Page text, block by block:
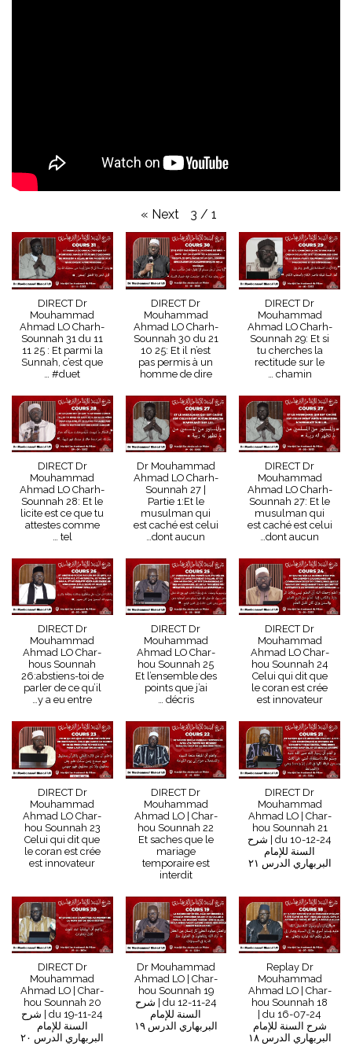
1
/
3
Next
»
DIRECT Dr
Mouhammad
Ahmad LO Charh-
Sounnah 31 du 11
11 25 : Et parmi la
Sunnah, c’est que
… #duet
DIRECT Dr
Mouhammad
Ahmad LO Charh-
Sounnah 30 du 21
10 25: Et il n’est
pas permis à un
homme de dire
DIRECT Dr
Mouhammad
Ahmad LO Charh-
Sounnah 29: Et si
tu cherches la
rectitude sur le
chamin …
DIRECT Dr
Mouhammad
Ahmad LO Charh-
Sounnah 28: Et le
licite est ce que tu
attestes comme
tel …
Dr Mouhammad
Ahmad LO Charh-
Sounnah 27 |
Partie 1:Et le
musulman qui
est caché est celui
dont aucun…
DIRECT Dr
Mouhammad
Ahmad LO Charh-
Sounnah 27: Et le
musulman qui
est caché est celui
dont aucun…
DIRECT Dr
Mouhammad
Ahmad LO Char-
hous Sounnah
26:abstiens-toi de
parler de ce qu’il
y a eu entre…
DIRECT Dr
Mouhammad
Ahmad LO Char-
hou Sounnah 25
Et l’ensemble des
points que j’ai
décris …
DIRECT Dr
Mouhammad
Ahmad LO Char-
hou Sounnah 24
Celui qui dit que
le coran est crée
est innovateur
DIRECT Dr
Mouhammad
Ahmad LO Char-
hou Sounnah 23
Celui qui dit que
le coran est crée
est innovateur
DIRECT Dr
Mouhammad
Ahmad LO | Char-
hou Sounnah 22
Et saches que le
mariage
temporaire est
interdit
DIRECT Dr
Mouhammad
Ahmad LO | Char-
hou Sounnah 21
du 10-12-24 | شرح
السنة للإمام
البربهاري الدرس ٢١
DIRECT Dr
Mouhammad
Ahmad LO | Char-
hou Sounnah 20
du 19-11-24 | شرح
السنة للإمام
البربهاري الدرس ٢٠
Dr Mouhammad
Ahmad LO | Char-
hou Sounnah 19
du 12-11-24 | شرح
السنة للإمام
البربهاري الدرس ١٩
Replay Dr
Mouhammad
Ahmad LO | Char-
hou Sounnah 18
du 16-07-24 |
شرح السنة للإمام
البربهاري الدرس ١٨